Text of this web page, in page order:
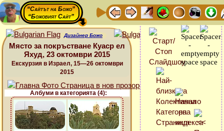
“Сайтът на Божо”
“Божовият Сайт”
Дизайнер Божо
Място за покръстване Куаср ел
Яхуд, 23 октомври 2015
Екскурзия в Израел, 15—26 октомври
2015
Албуми в категорията (4):